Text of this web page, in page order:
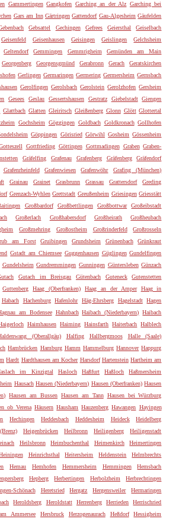
Gammertingen Gangkofen Garching an der Alz Garching bei
Gars am Inn Gärtringen Gattendorf Gau-Algesheim Gäufelden
Gebsattel Gechingen Gefrees Geiersthal
Geiselbach
Geisenfeld Geisenhausen Geisingen Geislingen
Gelchsheim
Geltendorf Gemmingen Gemmrigheim
Gemünden am Main
Georgenberg Georgensgmünd Gerabronn Gerach
Geratskirchen
Gerlingen Germaringen Germering Germersheim Gernsbach
Gerolfingen Gerolsbach Gerolstein Gerolzhofen Gersheim
Gesees Geslau Gessertshausen Gestratz Giebelstadt
Giengen
Glattbach Glatten Gleiritsch Gleißenberg Glonn Glött Glottertal
Gochsheim Göggingen Goldbach Goldkronach Gollhofen
Göppingen Görisried Görwihl Gosheim Gössenheim
Gottfrieding Göttingen Gottmadingen Graben Graben-
Gräfelfing Grafenau Grafenberg Gräfenberg
Gräfendorf
Grafenrheinfeld Grafenwiesen Grafenwöhr
Grafing (München)
Grainau Grainet Grasbrunn Grassau Grattersdorf
Greding
Grenzach-Wyhlen Grettstadt Greußenheim Griesingen Griesstätt
Großbardorf Großbettlingen Großbottwar
Großeibstadt
Großerlach Großhabersdorf Großheirath
Großheubach
Großmehring Großostheim Großrinderfeld
Großrosseln
am Forst Gruibingen Grundsheim Grünenbach
Grünkraut
Gstadt am Chiemsee Guggenhausen Güglingen Gundelfingen
Gundelsheim Gundremmingen Gunningen Güntersleben Günzach
Gutach im Breisgau Gütenbach Guteneck
Gutenstetten
Guttenberg Haag (Oberfranken) Haag an der Amper
Haag in
Habach Hachenburg Hafenlohr Häg-Ehrsberg Hagelstadt
Hagen
am Bodensee Hahnbach Haibach (Niederbayern) Haibach
Haimhausen Haiming Hainsfarth Haiterbach Halblech
(Oberallgäu) Halfing Hallbergmoos
Halle (Saale)
Hambrücken Hamburg Hamm Hammelburg Hannover Happurg
Hardt Hardthausen am Kocher Harsdorf Hartenstein Hartheim am
im Kinzigtal Hasloch Haßfurt Haßloch
Haßmersheim
Hausach Hausen (Niederbayern) Hausen (Oberfranken) Hausen
Hausen am Bussen Hausen am Tann Hausen bei Würzburg
ob Verena Häusern Hausham Hauzenberg Hawangen Hayingen
Hechingen Heddesbach Heddesheim Heideck
Heidelberg
Heigenbrücken Heilbronn Heiligenberg
Heiligenstadt
Heilsbronn Heimbuchenthal Heimenkirch
Heimertingen
Heinrichsthal Heitersheim Heldenstein
Helmbrechts
Hemau Hemhofen Hemmersheim Hemmingen
Hemsbach
Hepberg Herbertingen Herbolzheim
Herbrechtingen
Schönach Heretsried Hergatz Hergensweiler
Hermaringen
Heroldsberg Heroldstatt Herrenberg Herrieden
Herrischried
Ammersee Hersbruck Herzogenaurach Heßdorf
Hessigheim